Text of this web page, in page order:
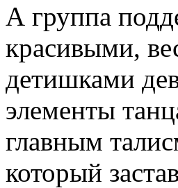
А группа
красивыми,
детишками
элементы
главным
который